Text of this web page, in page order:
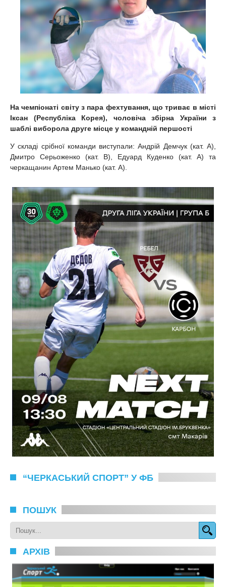
На чемпіонаті світу з пара фехтування, що триває в місті
Іксан (Республіка Корея), чоловіча збірна України з
шаблі виборола друге місце у командній першості
У складі срібної команди виступали: Андрій Демчук (кат. А),
Дмитро Серьоженко (кат. В), Едуард Куденко (кат. А) та
черкащанин Артем Манько (кат. А).
“ЧЕРКАСЬКИЙ СПОРТ” У ФБ
ПОШУК
АРХІВ